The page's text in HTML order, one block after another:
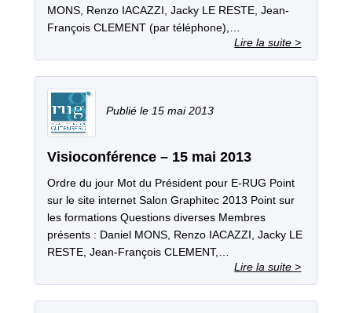
MONS, Renzo IACAZZI, Jacky LE RESTE, Jean‐
François CLEMENT (par téléphone),…
Visioconférence – 15 mai 2013
Ordre du jour Mot du Président pour E‐RUG Point
sur le site internet Salon Graphitec 2013 Point sur
les formations Questions diverses Membres
présents : Daniel MONS, Renzo IACAZZI, Jacky LE
RESTE, Jean‐François CLEMENT,…
15 mai 2013